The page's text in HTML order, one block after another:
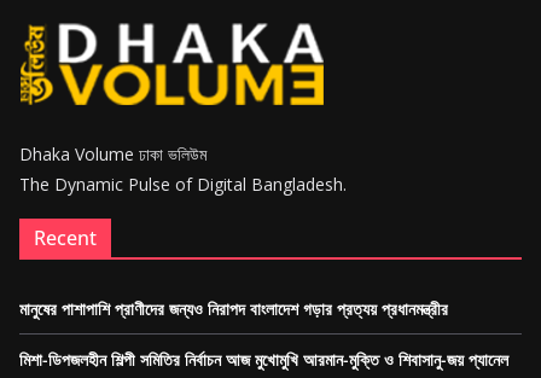
Dhaka Volume ঢাকা ভলিউম
The Dynamic Pulse of Digital Bangladesh.
Recent
মানুষের পাশাপাশি প্রাণীদের জন্যও নিরাপদ বাংলাদেশ গড়ার প্রত্যয় প্রধানমন্ত্রীর
মিশা-ডিপজলহীন শিল্পী সমিতির নির্বাচন আজ মুখোমুখি আরমান-মুক্তি ও শিবাসানু-জয় প্যানেল